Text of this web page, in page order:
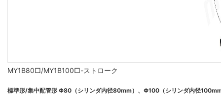
MY1B80□/MY1B100□-ストローク
標準形/集中配管形 Φ80（シリンダ内径80mm）、Φ100（シリンダ内径